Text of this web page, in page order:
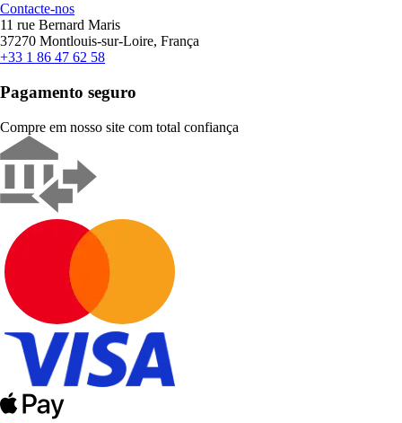
Contacte-nos
11 rue Bernard Maris
37270 Montlouis-sur-Loire, França
+33 1 86 47 62 58
Pagamento seguro
Compre em nosso site com total confiança